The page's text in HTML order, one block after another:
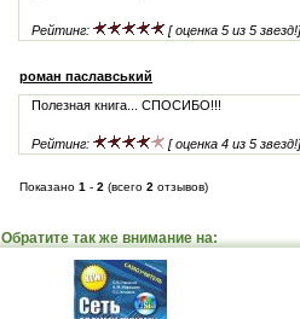
Рейтинг: [ оценка 5 из 5 звезд!]
роман паславський
Полезная книга... СПОСИБО!!!
Рейтинг: [ оценка 4 из 5 звезд!]
Показано 1 - 2 (всего 2 отзывов)
Обратите так же внимание на: